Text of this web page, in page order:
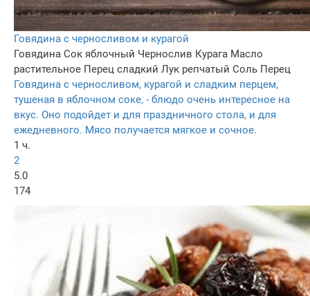
Говядина с черносливом и курагой
Говядина Сок яблочный Чернослив Курага Масло
растительное Перец сладкий Лук репчатый Соль Перец
Говядина с черносливом, курагой и сладким перцем,
тушеная в яблочном соке, - блюдо очень интересное на
вкус. Оно подойдет и для праздничного стола, и для
ежедневного. Мясо получается мягкое и сочное.
1 ч.
2
5.0
174